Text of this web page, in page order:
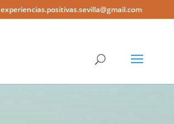
experiencias.positivas.sevilla@gmail.com